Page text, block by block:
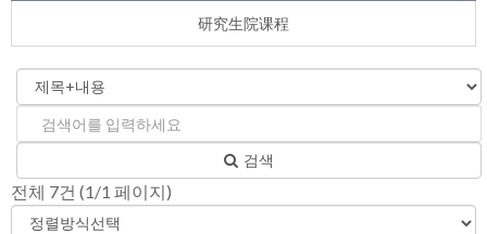
研究生院课程
검색
전체 7건 (1/1 페이지)